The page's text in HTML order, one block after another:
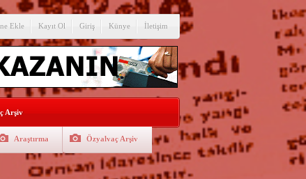
Ekle Kayıt Ol Giriş Künye İletişim
Arşiv
Araştırma Özyalvaç Arşiv